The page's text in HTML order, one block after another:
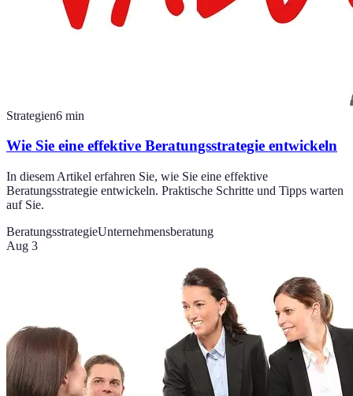
Strategien6 min
Wie Sie eine effektive Beratungsstrategie entwickeln
In diesem Artikel erfahren Sie, wie Sie eine effektive
Beratungsstrategie entwickeln. Praktische Schritte und Tipps warten
auf Sie.
BeratungsstrategieUnternehmensberatung
Aug 3